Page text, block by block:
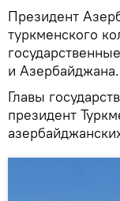
Президент
туркменского
и Азербайджана.
Главы
президент